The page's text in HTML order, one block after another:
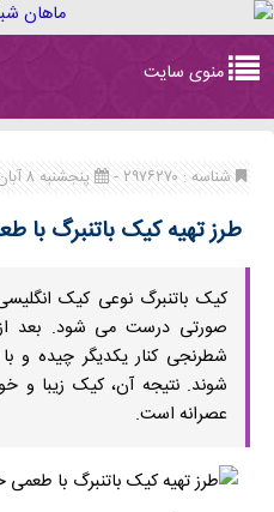
navigation
منوی سایت
شناسه : ۲۹۷۶۲۷۰ - پنجشنبه ۸ آبان ۱۴۰۴ ساعت ۲۳:۱۶
طرز تهیه کیک باتنبرگ
کیک باتنبرگ نوعی کیک
صورتی درست می شود. بعد
شطرنجی کنار یکدیگر چیده و
شوند. نتیجه آن، کیک زیبا و
عصرانه است.